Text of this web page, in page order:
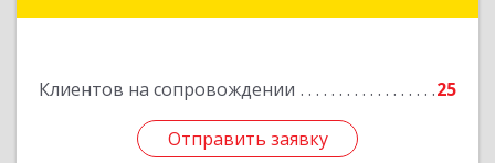
Клиентов на сопровождении 25
Отправить заявку
Подробнее
Отправить заявку